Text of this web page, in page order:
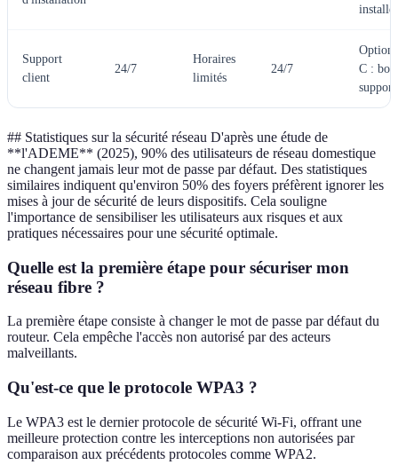
installer
Support
client
24/7
Horaires
limités
24/7
Option
C : bon
support
## Statistiques sur la sécurité réseau D'après une étude de
**l'ADEME** (2025), 90% des utilisateurs de réseau domestique
ne changent jamais leur mot de passe par défaut. Des statistiques
similaires indiquent qu'environ 50% des foyers préfèrent ignorer les
mises à jour de sécurité de leurs dispositifs. Cela souligne
l'importance de sensibiliser les utilisateurs aux risques et aux
pratiques nécessaires pour une sécurité optimale.
Quelle est la première étape pour sécuriser mon
réseau fibre ?
La première étape consiste à changer le mot de passe par défaut du
routeur. Cela empêche l'accès non autorisé par des acteurs
malveillants.
Qu'est-ce que le protocole WPA3 ?
Le WPA3 est le dernier protocole de sécurité Wi-Fi, offrant une
meilleure protection contre les interceptions non autorisées par
comparaison aux précédents protocoles comme WPA2.